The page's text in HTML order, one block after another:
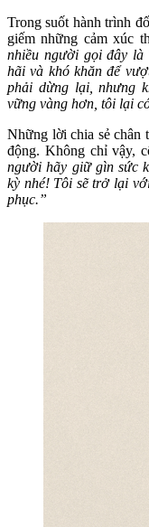
Trong suốt hành trình
giếm những cảm xúc
nhiều người gọi đây là
hãi và khó khăn để
phải dừng lại, nhưng
vững vàng hơn, tôi lại
Những lời chia sẻ chân
động. Không chỉ vậy,
người hãy giữ gìn sức
kỳ nhé! Tôi sẽ trở lại
phục.”